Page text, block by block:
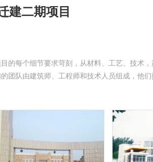
建二期项目
的每个细节要求苛刻，从材料、工艺、技术
团队由建筑师、工程师和技术人员组成，他们